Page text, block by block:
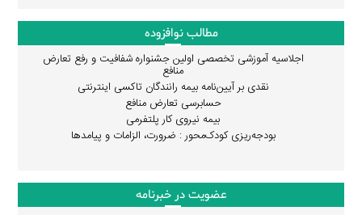
مطالب نوافزوده
اجلاسیه آموزشی تخصصی اولین جشنواره شفافیت و رفع تعارض
منافع
نقدی بر آیین‌نامه بیمه رانندگان تاکسی اینترنتی
حسابرسی تعارض منافع
بیمه نیروی کار پلتفرمی
بودجه‌ریزی کودک‌محور : ضرورت، الزامات و پیامدها
عضویت در خبرنامه